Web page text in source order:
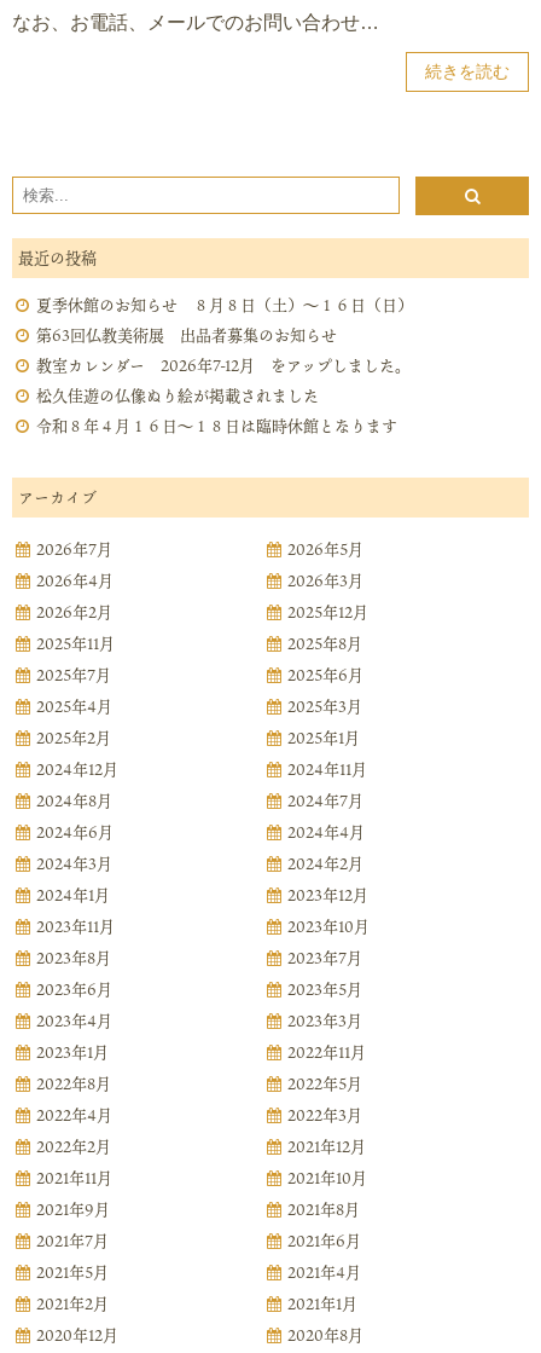
なお、お電話、メールでのお問い合わせ…
続きを読む
最近の投稿
夏季休館のお知らせ ８月８日（土）～１６日（日）
第63回仏教美術展 出品者募集のお知らせ
教室カレンダー 2026年7-12月 をアップしました。
松久佳遊の仏像ぬり絵が掲載されました
令和８年４月１６日～１８日は臨時休館となります
アーカイブ
2026年7月
2026年5月
2026年4月
2026年3月
2026年2月
2025年12月
2025年11月
2025年8月
2025年7月
2025年6月
2025年4月
2025年3月
2025年2月
2025年1月
2024年12月
2024年11月
2024年8月
2024年7月
2024年6月
2024年4月
2024年3月
2024年2月
2024年1月
2023年12月
2023年11月
2023年10月
2023年8月
2023年7月
2023年6月
2023年5月
2023年4月
2023年3月
2023年1月
2022年11月
2022年8月
2022年5月
2022年4月
2022年3月
2022年2月
2021年12月
2021年11月
2021年10月
2021年9月
2021年8月
2021年7月
2021年6月
2021年5月
2021年4月
2021年2月
2021年1月
2020年12月
2020年8月